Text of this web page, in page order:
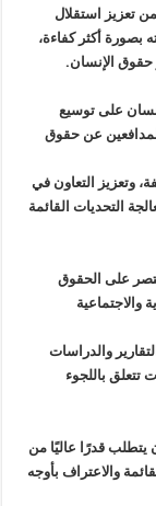
تعزيز استقلال
بصورة أكثر كفاءة،
حقوق الإنسان.
على توسيع
عن حقوق
وتعزيز التعاون في
التحديات القائمة
على الحقوق
والاجتماعية
والدراسات
باللجوء
يتطلب قدرًا عاليًا من
والاعتراف بأوجه